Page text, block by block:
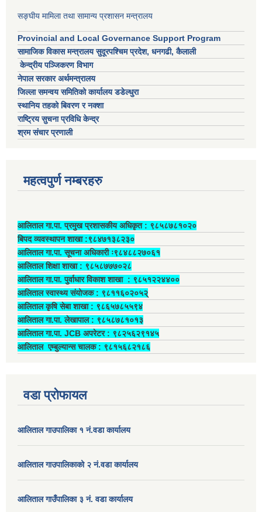
सङ्घीय मामिला तथा सामान्य प्रशासन मन्त्रालय
Provincial and Local Governance Support Program
सामाजिक विकास मन्त्रालय सुदूरपश्चिम प्रदेश, धनगढी, कैलाली
केन्द्रीय पञ्जिकरण विभाग
नेपाल सरकार अर्थमन्त्रालय
जिल्ला समन्वय समितिको कार्यालय डडेल्धुरा
स्थानिय तहको बिवरण र नक्शा
राष्ट्रिय सुचना प्रविधि केन्द्र
श्रम संचार प्रणाली
महत्वपुर्ण नम्बरहरु
आलिताल गा.पा. प्रमुख प्रशासकीय अधिकृत ‍: ९८५८७८१०२०
बिपद व्यवस्थापन शाखा :९८४७१३८२३०
आलिताल गा.पा. सूचना अधिकारी ः९८४८८२७०६१
आलिताल शिक्षा शाखा : ९८५८७७७०२८
आलिताल गा.पा. पुर्वाधार विकाश शाखा ‍: ९८५१२२४४००
आलिताल स्वास्थ्य संयोजक ‍: ९८११६०२०५२्
आलिताल कृषि सेबा शाखा : ९८६५७८५५९४
आलिताल गा.पा. लेखापाल ‍: ९८५८७८१०१३
आलिताल गा.पा. JCB अपरेटर ‍: ९८२५६२९१४५
आलिताल एम्बुल्यान्स चालक ‍: ९८१५६८२१८६
वडा प्रोफायल
आलिताल गाउपालिका १ नं.वडा कार्यालय
आलिताल गाउपालिकाको २ नं.वडा कार्यालय
आलिताल गाउँपालिका ३ नं. वडा कार्यालय